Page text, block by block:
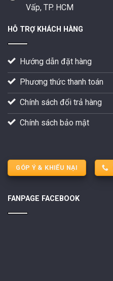
Vấp, TP. HCM
HỖ TRỢ KHÁCH HÀNG
Hướng dẫn đặt hàng
Phương thức thanh toán
Chính sách đổi trả hàng
Chính sách bảo mật
GÓP Ý & KHIẾU NẠI
FANPAGE FACEBOOK